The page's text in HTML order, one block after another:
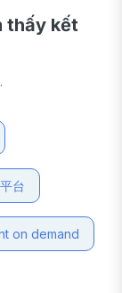
thấy kết
台
on demand